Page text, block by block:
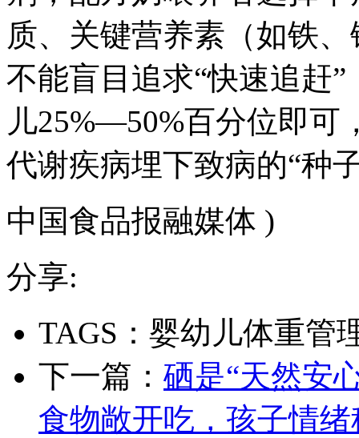
质、关键营养素（如铁
不能盲目追求“快速追赶
儿25%—50%百分位即可
代谢疾病埋下致病的“种
中国食品报融媒体 )
分享:
TAGS：婴幼儿体重管
下一篇： 硒是“天然安
食物敞开吃，孩子情